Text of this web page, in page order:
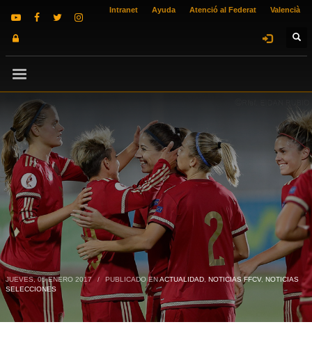
Intranet Ayuda Atenció al Federat Valencià
JUEVES, 05 ENERO 2017 / PUBLICADO ENACTUALIDAD, NOTICIAS FFCV, NOTICIAS
SELECCIONES